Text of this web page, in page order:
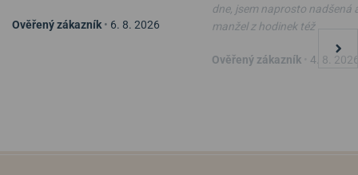
Ověřený zákazník • 6. 8. 2026
dne, jsem naprosto nadšená
manžel z hodinek též
Ověřený zákazník 4. 8.